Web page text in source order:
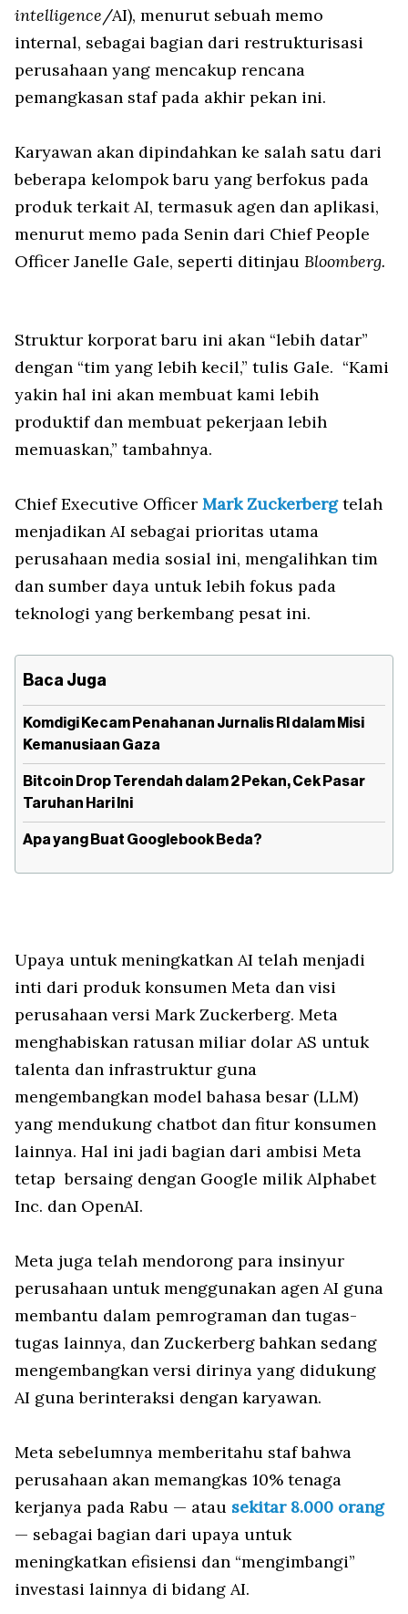
intelligence/AI), menurut sebuah memo
internal, sebagai bagian dari restrukturisasi
perusahaan yang mencakup rencana
pemangkasan staf pada akhir pekan ini.
Karyawan akan dipindahkan ke salah satu dari
beberapa kelompok baru yang berfokus pada
produk terkait AI, termasuk agen dan aplikasi,
menurut memo pada Senin dari Chief People
Officer Janelle Gale, seperti ditinjau Bloomberg.
Struktur korporat baru ini akan “lebih datar”
dengan “tim yang lebih kecil,” tulis Gale. “Kami
yakin hal ini akan membuat kami lebih
produktif dan membuat pekerjaan lebih
memuaskan,” tambahnya.
Chief Executive Officer Mark Zuckerbergtelah
menjadikan AI sebagai prioritas utama
perusahaan media sosial ini, mengalihkan tim
dan sumber daya untuk lebih fokus pada
teknologi yang berkembang pesat ini.
Baca Juga
Komdigi Kecam Penahanan Jurnalis RI dalam Misi
Kemanusiaan Gaza
Bitcoin Drop Terendah dalam 2 Pekan, Cek Pasar
Taruhan Hari Ini
Apa yang Buat Googlebook Beda?
Upaya untuk meningkatkan AI telah menjadi
inti dari produk konsumen Meta dan visi
perusahaan versi Mark Zuckerberg. Meta
menghabiskan ratusan miliar dolar AS untuk
talenta dan infrastruktur guna
mengembangkan model bahasa besar (LLM)
yang mendukung chatbot dan fitur konsumen
lainnya. Hal ini jadi bagian dari ambisi Meta
tetap bersaing dengan Google milik Alphabet
Inc. dan OpenAI.
Meta juga telah mendorong para insinyur
perusahaan untuk menggunakan agen AI guna
membantu dalam pemrograman dan tugas-
tugas lainnya, dan Zuckerberg bahkan sedang
mengembangkan versi dirinya yang didukung
AI guna berinteraksi dengan karyawan.
Meta sebelumnya memberitahu staf bahwa
perusahaan akan memangkas 10% tenaga
kerjanya pada Rabu — atau sekitar 8.000 orang
— sebagai bagian dari upaya untuk
meningkatkan efisiensi dan “mengimbangi”
investasi lainnya di bidang AI.